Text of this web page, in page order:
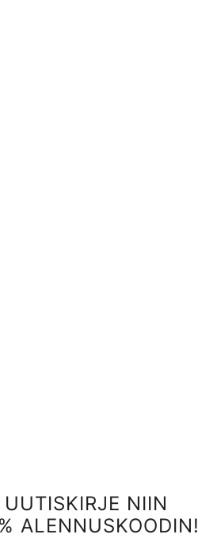
NIIN
ALENNUSKOODIN!